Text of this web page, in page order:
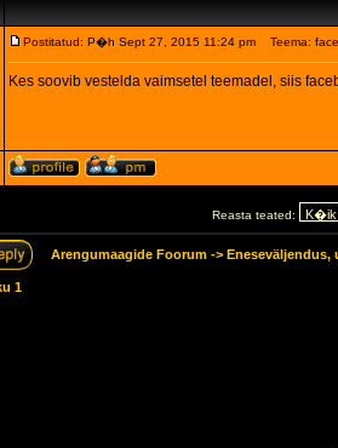
Postitatud: P�h Sept 27, 2015 11:24 pm Teema:
Kes soovib vestelda vaimsetel teemadel, siis
Reasta teated:
Arengumaagide Foorum -> Eneseväljendus,
1